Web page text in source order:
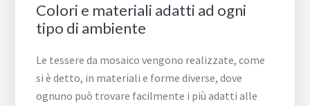
Colori e materiali adatti ad ogni
tipo di ambiente
Le tessere da mosaico vengono realizzate, come
si è detto, in materiali e forme diverse, dove
ognuno può trovare facilmente i più adatti alle